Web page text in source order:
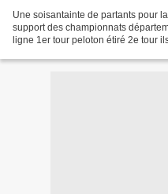
Une soisantainte de partants pour
support des championnats départementaux. Le départ
ligne 1er tour peloton étiré 2e tour ils sont sortis à 2 3e tour Simon